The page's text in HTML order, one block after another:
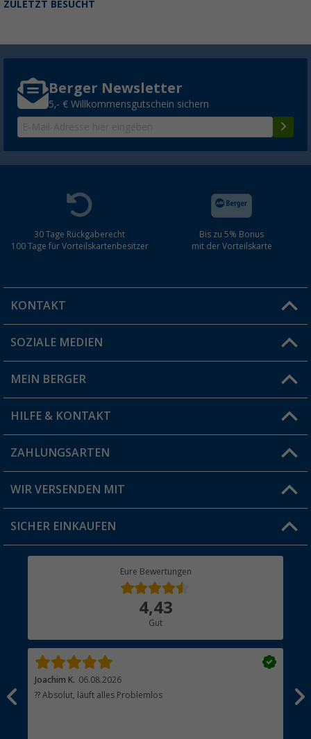
ZULETZT BESUCHT
Berger Newsletter
5,- € Willkommensgutschein sichern
30 Tage Rückgaberecht
100 Tage für Vorteilskartenbesitzer
Bis zu 5% Bonus
mit der Vorteilskarte
KONTAKT
Du hast eine Frage?
Filiale finden
SOZIALE MEDIEN
MEIN BERGER
Vorteilskarte
Blog
Jobs & Karriere
HILFE & KONTAKT
FAQ & Kontakt
Versandinformationen
Rücksendung
ZAHLUNGSARTEN
WIR VERSENDEN MIT
SICHER EINKAUFEN
Eure Bewertungen
4,43
Gut
Joachim K. 06.08.2026
?? Absolut, läuft alles Problemlos